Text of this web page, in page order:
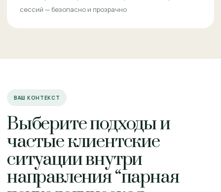
сессий — безопасно и прозрачно
ВАШ КОНТЕКСТ
Выберите подходы и
частые клиентские
ситуации внутри
направления “парная